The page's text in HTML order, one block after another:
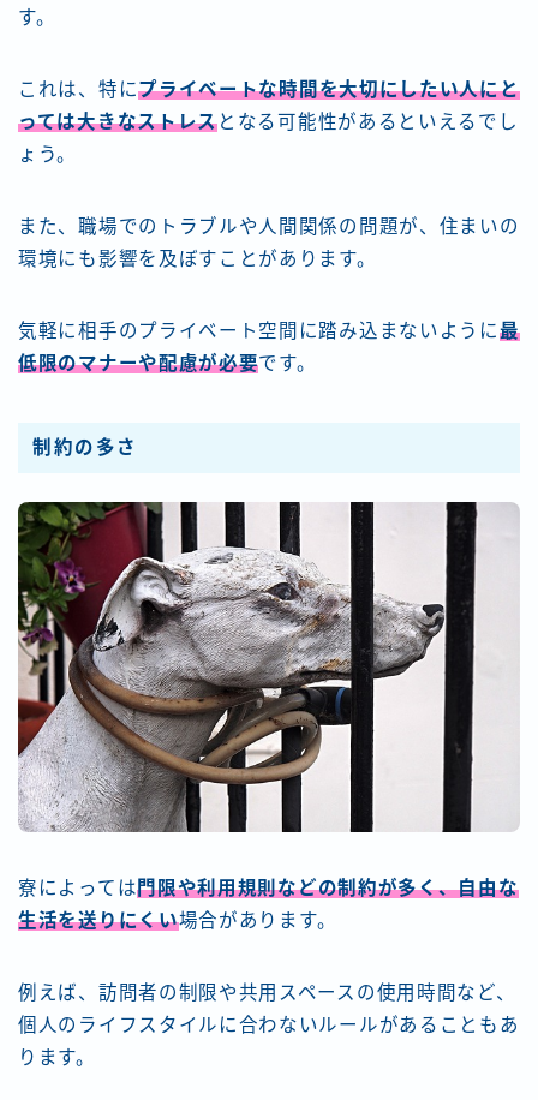
す。
これは、特にプライベートな時間を大切にしたい人にと
っては大きなストレスとなる可能性があるといえるでし
ょう。
また、職場でのトラブルや人間関係の問題が、住まいの
環境にも影響を及ぼすことがあります。
気軽に相手のプライベート空間に踏み込まないように最
低限のマナーや配慮が必要です。
制約の多さ
寮によっては門限や利用規則などの制約が多く、自由な
生活を送りにくい場合があります。
例えば、訪問者の制限や共用スペースの使用時間など、
個人のライフスタイルに合わないルールがあることもあ
ります。